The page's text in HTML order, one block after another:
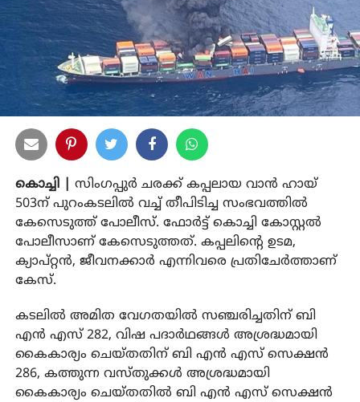
കൊച്ചി |
സിംഗപ്പുര്‍ ചരക്ക് കപ്പലായ വാന്‍ ഹായ്
503ന് പുറംകടലില്‍ വച്ച് തീപിടിച്ച സംഭവത്തില്‍
കേസെടുത്ത് പോലീസ്. ഫോര്‍ട്ട് കൊച്ചി കോസ്റ്റല്‍
പോലീസാണ് കേസെടുത്തത്. കപ്പലിന്റെ ഉടമ,
ക്യാപ്റ്റന്‍, ജീവനക്കാര്‍ എന്നിവരെ പ്രതിചേര്‍ത്താണ്
കേസ്.
കടലില്‍ അമിത വേഗതയില്‍ സഞ്ചരിച്ചതിന് ബി
എന്‍ എസ് 282, വിഷ പദാര്‍ഥങ്ങള്‍ അശ്രദ്ധമായി
കൈകാര്യം ചെയ്തതിന് ബി എന്‍ എസ് സെക്ഷന്‍
286, കത്തുന്ന വസ്തുക്കള്‍ അശ്രദ്ധമായി
കൈകാര്യം ചെയ്തതില്‍ ബി എന്‍ എസ് സെക്ഷന്‍